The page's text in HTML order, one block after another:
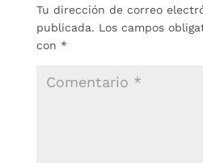
Tu dirección de correo
publicada. Los campos
con *